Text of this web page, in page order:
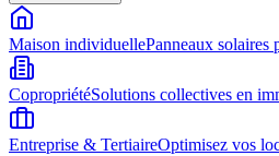
Maison individuellePanneaux solaires
CopropriétéSolutions collectives en
Entreprise & TertiaireOptimisez vos